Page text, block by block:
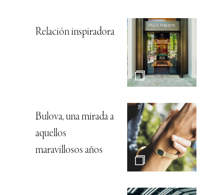
Relación inspiradora
Bulova, una mirada a
aquellos
maravillosos años